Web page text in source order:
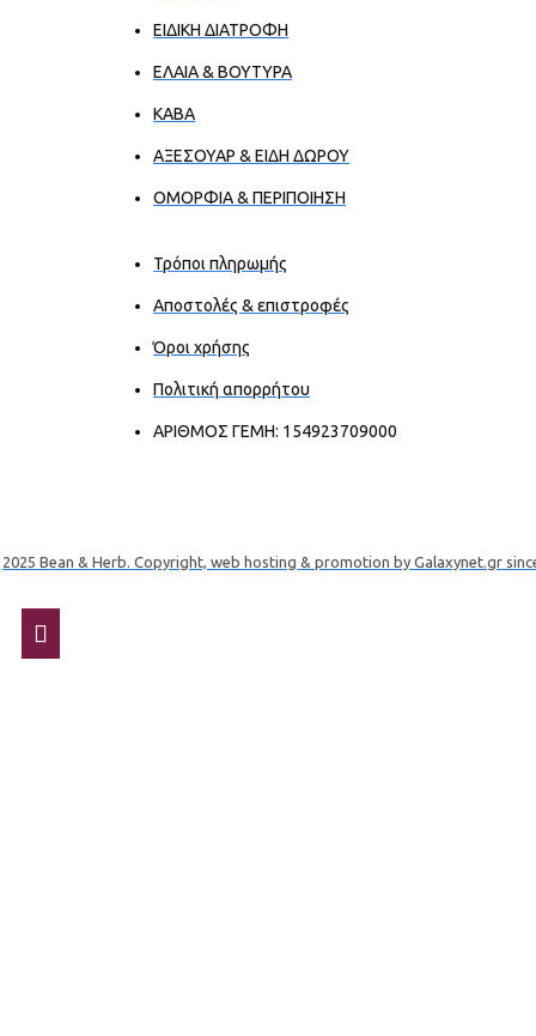
ΕΙΔΙΚΗ ΔΙΑΤΡΟΦΗ
ΕΛΑΙΑ & ΒΟΥΤΥΡΑ
ΚΑΒΑ
ΑΞΕΣΟΥΑΡ & ΕΙΔΗ ΔΩΡΟΥ
ΟΜΟΡΦΙΑ & ΠΕΡΙΠΟΙΗΣΗ
Τρόποι πληρωμής
Αποστολές & επιστροφές
Όροι χρήσης
Πολιτική απορρήτου
ΑΡΙΘΜΟΣ ΓΕΜΗ: 154923709000
2025 Bean & Herb. Copyright, web hosting & promotion by Galaxynet.gr